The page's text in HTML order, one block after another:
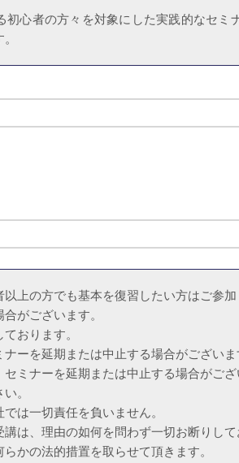
初心者の方々を対象にした実践的なセミ
上の方でも基本を復習したい方はご参
がございます。
おります。
ーを延期または中止する場合がございま
ミナーを延期または中止する場合がご
。
は一切責任を負いません。
は、理由の如何を問わず一切お断りし
の法的措置を取らせて頂きます。